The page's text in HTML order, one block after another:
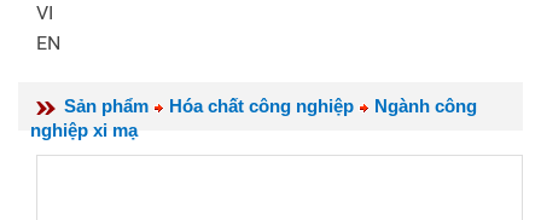
VI
EN
Sản phẩm Hóa chất công nghiệp
Ngành công
nghiệp xi mạ